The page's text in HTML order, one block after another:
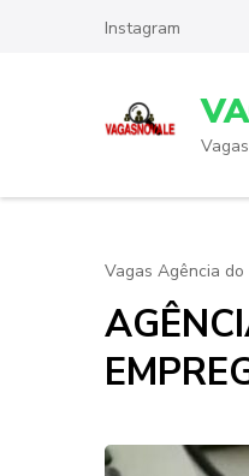
Instagram
Vagas Agência do